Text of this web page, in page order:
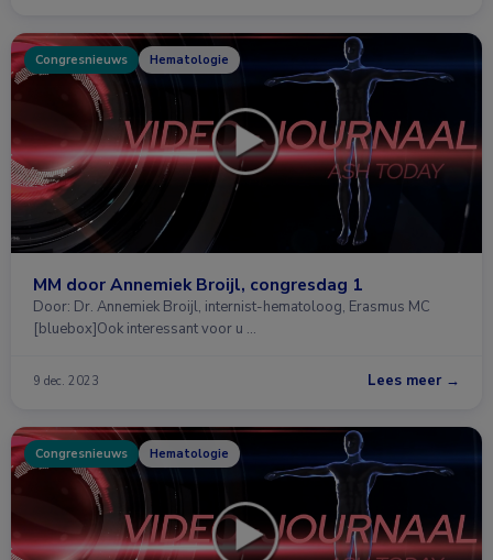
Congresnieuws Hematologie
MM door Annemiek Broijl, congresdag 1
Door: Dr. Annemiek Broijl, internist-hematoloog, Erasmus MC
[bluebox]Ook interessant voor u …
9 dec. 2023 Lees meer →
Congresnieuws Hematologie